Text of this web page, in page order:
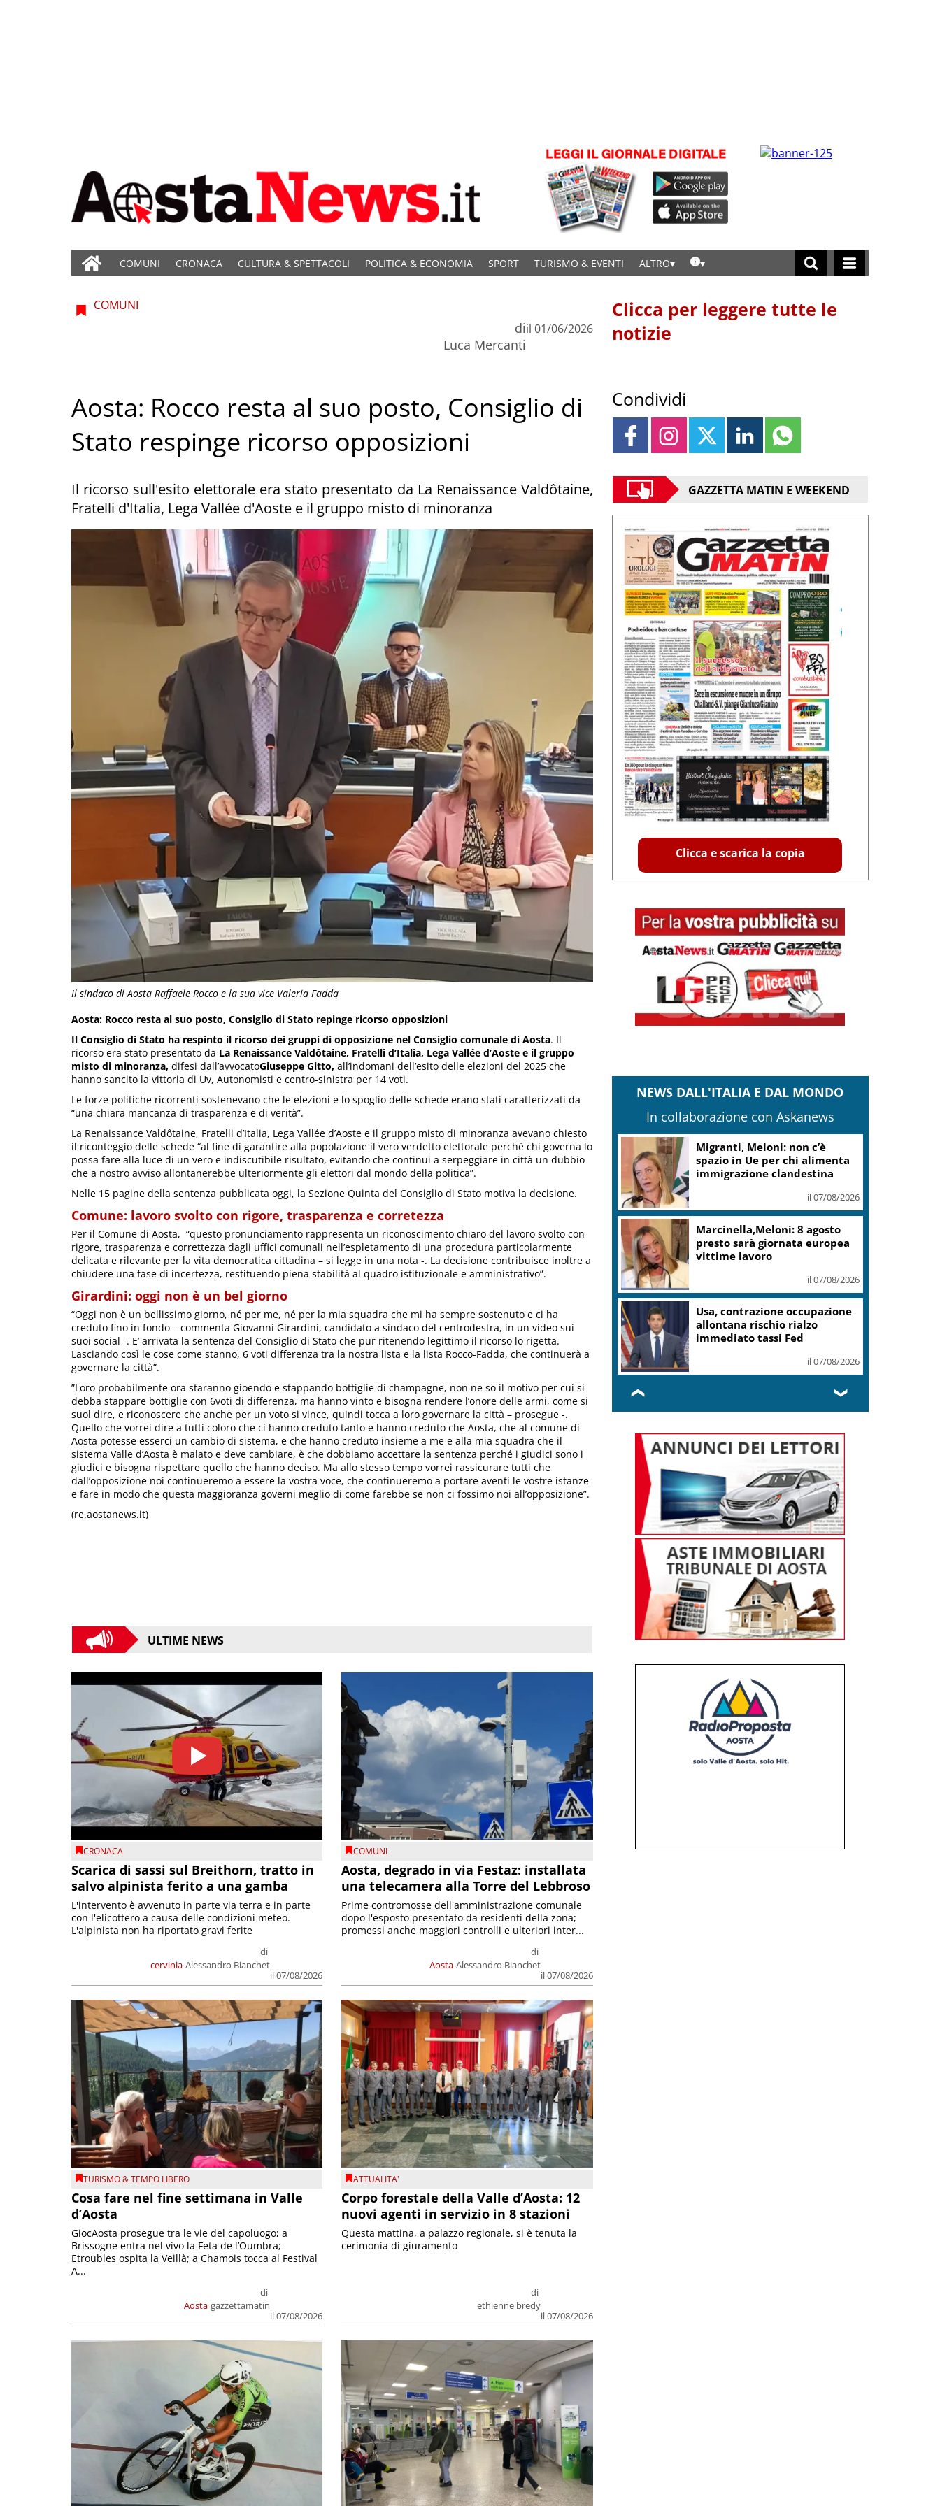
COMUNI CRONACA CULTURA & SPETTACOLI POLITICA & ECONOMIA SPORT TURISMO & EVENTI ALTRO
Il sindaco di Aosta Raffaele Rocco e la sua vice Valeria Fadda
COMUNI
di
Luca Mercanti
il 01/06/2026
Aosta: Rocco resta al suo posto, Consiglio di
Stato respinge ricorso opposizioni
Il ricorso sull'esito elettorale era stato presentato da La Renaissance Valdôtaine,
Fratelli d'Italia, Lega Vallée d'Aoste e il gruppo misto di minoranza
Aosta: Rocco resta al suo posto, Consiglio di Stato repinge ricorso opposizioni
Il Consiglio di Stato ha respinto il ricorso dei gruppi di opposizione nel Consiglio comunale di Aosta. Il
ricorso era stato presentato da La Renaissance Valdôtaine, Fratelli d’Italia, Lega Vallée d’Aoste e il gruppo
misto di minoranza, difesi dall’avvocatoGiuseppe Gitto, all’indomani dell’esito delle elezioni del 2025 che
hanno sancito la vittoria di Uv, Autonomisti e centro-sinistra per 14 voti.
Le forze politiche ricorrenti sostenevano che le elezioni e lo spoglio delle schede erano stati caratterizzati da
“una chiara mancanza di trasparenza e di verità”.
La Renaissance Valdôtaine, Fratelli d’Italia, Lega Vallée d’Aoste e il gruppo misto di minoranza avevano chiesto
il riconteggio delle schede “al fine di garantire alla popolazione il vero verdetto elettorale perché chi governa lo
possa fare alla luce di un vero e indiscutibile risultato, evitando che continui a serpeggiare in città un dubbio
che a nostro avviso allontanerebbe ulteriormente gli elettori dal mondo della politica”.
Nelle 15 pagine della sentenza pubblicata oggi, la Sezione Quinta del Consiglio di Stato motiva la decisione.
Comune: lavoro svolto con rigore, trasparenza e corretezza
Per il Comune di Aosta, “questo pronunciamento rappresenta un riconoscimento chiaro del lavoro svolto con
rigore, trasparenza e correttezza dagli uffici comunali nell’espletamento di una procedura particolarmente
delicata e rilevante per la vita democratica cittadina – si legge in una nota -. La decisione contribuisce inoltre a
chiudere una fase di incertezza, restituendo piena stabilità al quadro istituzionale e amministrativo”.
Girardini: oggi non è un bel giorno
“Oggi non è un bellissimo giorno, né per me, né per la mia squadra che mi ha sempre sostenuto e ci ha
creduto fino in fondo – commenta Giovanni Girardini, candidato a sindaco del centrodestra, in un video sui
suoi social -. E’ arrivata la sentenza del Consiglio di Stato che pur ritenendo legittimo il ricorso lo rigetta.
Lasciando così le cose come stanno, 6 voti differenza tra la nostra lista e la lista Rocco-Fadda, che continuerà a
governare la città”.
”Loro probabilmente ora staranno gioendo e stappando bottiglie di champagne, non ne so il motivo per cui si
debba stappare bottiglie con 6voti di differenza, ma hanno vinto e bisogna rendere l’onore delle armi, come si
suol dire, e riconoscere che anche per un voto si vince, quindi tocca a loro governare la città – prosegue -.
Quello che vorrei dire a tutti coloro che ci hanno creduto tanto e hanno creduto che Aosta, che al comune di
Aosta potesse esserci un cambio di sistema, e che hanno creduto insieme a me e alla mia squadra che il
sistema Valle d’Aosta è malato e deve cambiare, è che dobbiamo accettare la sentenza perché i giudici sono i
giudici e bisogna rispettare quello che hanno deciso. Ma allo stesso tempo vorrei rassicurare tutti che
dall’opposizione noi continueremo a essere la vostra voce, che continueremo a portare aventi le vostre istanze
e fare in modo che questa maggioranza governi meglio di come farebbe se non ci fossimo noi all’opposizione”.
(re.aostanews.it)
ULTIME NEWS
CRONACA
Scarica di sassi sul Breithorn, tratto in
salvo alpinista ferito a una gamba
cervinia
di
Alessandro Bianchet
il 07/08/2026
L'intervento è avvenuto in parte via terra e in parte
con l'elicottero a causa delle condizioni meteo.
L'alpinista non ha riportato gravi ferite
COMUNI
Aosta, degrado in via Festaz: installata
una telecamera alla Torre del Lebbroso
Aosta
di
Alessandro Bianchet
il 07/08/2026
Prime contromosse dell'amministrazione comunale
dopo l'esposto presentato da residenti della zona;
promessi anche maggiori controlli e ulteriori inter...
TURISMO & TEMPO LIBERO
Cosa fare nel fine settimana in Valle
d’Aosta
Aosta
di
gazzettamatin
il 07/08/2026
GiocAosta prosegue tra le vie del capoluogo; a
Brissogne entra nel vivo la Feta de l’Oumbra;
Etroubles ospita la Veillà; a Chamois tocca al Festival
A...
ATTUALITA'
Corpo forestale della Valle d’Aosta: 12
nuovi agenti in servizio in 8 stazioni
di
ethienne bredy
il 07/08/2026
Questa mattina, a palazzo regionale, si è tenuta la
cerimonia di giuramento
Clicca per leggere tutte le
notizie
Condividi
GAZZETTA MATIN E WEEKEND
Clicca e scarica la copia
NEWS DALL'ITALIA E DAL MONDO
In collaborazione con Askanews
Emilia R., carabinieri: fermati 4 presunti
autori omicidio Nicola Musiani
Spin time Labs: fondi immobiliari non
possono vincere su città pubblica
Roggero, Salvini lo visita in
carcere: no pressioni su grazia,
profilo basso
❮ ❯